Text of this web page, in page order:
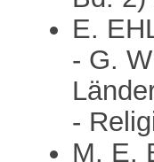
E.
- G.
-
M. E.